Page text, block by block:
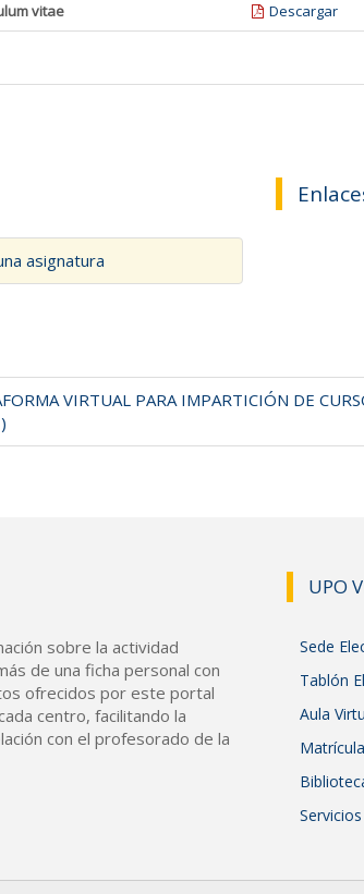
vitae
Descargar
asignatura
VIRTUAL PARA IMPARTICIÓN DE
sobre la actividad
de una ficha personal con
ofrecidos por este portal
centro, facilitando la
con el profesorado de la
UPO
Sede
Tablón
Aula